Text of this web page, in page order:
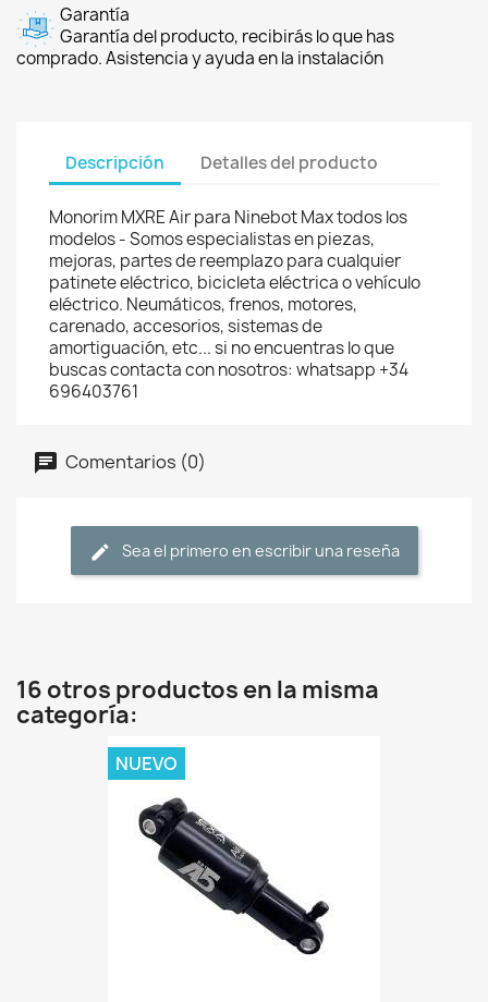
Garantía
Garantía del producto, recibirás lo que has
comprado. Asistencia y ayuda en la instalación
Descripción Detalles del producto
Monorim MXRE Air para Ninebot Max todos los
modelos - Somos especialistas en piezas,
mejoras, partes de reemplazo para cualquier
patinete eléctrico, bicicleta eléctrica o vehículo
eléctrico. Neumáticos, frenos, motores,
carenado, accesorios, sistemas de
amortiguación, etc... si no encuentras lo que
buscas contacta con nosotros: whatsapp +34
696403761
Comentarios (0)
Sea el primero en escribir una reseña
16 otros productos en la misma
categoría:
NUEVO